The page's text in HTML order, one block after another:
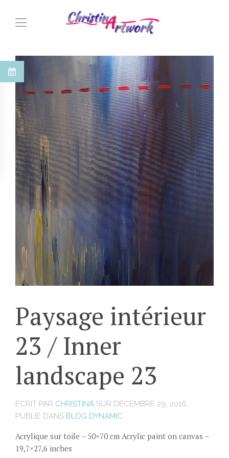
Paysage intérieur
23 / Inner
landscape 23
ECRIT PAR CHRISTINA SUR DÉCEMBRE 29, 2016.
PUBLIÉ DANS BLOG DYNAMIC
Acrylique sur toile – 50×70 cm Acrylic paint on canvas –
19,7×27,6 inches